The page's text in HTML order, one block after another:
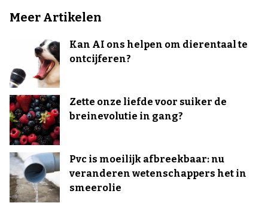
Meer Artikelen
Kan AI ons helpen om dierentaal te
ontcijferen?
Zette onze liefde voor suiker de
breinevolutie in gang?
Pvc is moeilijk afbreekbaar: nu
veranderen wetenschappers het in
smeerolie